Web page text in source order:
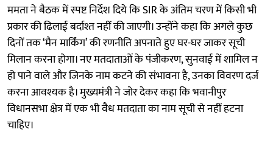
ममता ने बैठक में स्पष्ट निर्देश दिये कि SIR के अंतिम चरण में किसी भी
प्रकार की ढिलाई बर्दाश्त नहीं की जाएगी। उन्होंने कहा कि अगले कुछ
दिनों तक ‘मैन मार्किंग’ की रणनीति अपनाते हुए घर-घर जाकर सूची
मिलान करना होगा। नए मतदाताओं के पंजीकरण, सुनवाई में शामिल न
हो पाने वाले और जिनके नाम कटने की संभावना है, उनका विवरण दर्ज
करना आवश्यक है। मुख्यमंत्री ने जोर देकर कहा कि भवानीपुर
विधानसभा क्षेत्र में एक भी वैध मतदाता का नाम सूची से नहीं हटना
चाहिए।